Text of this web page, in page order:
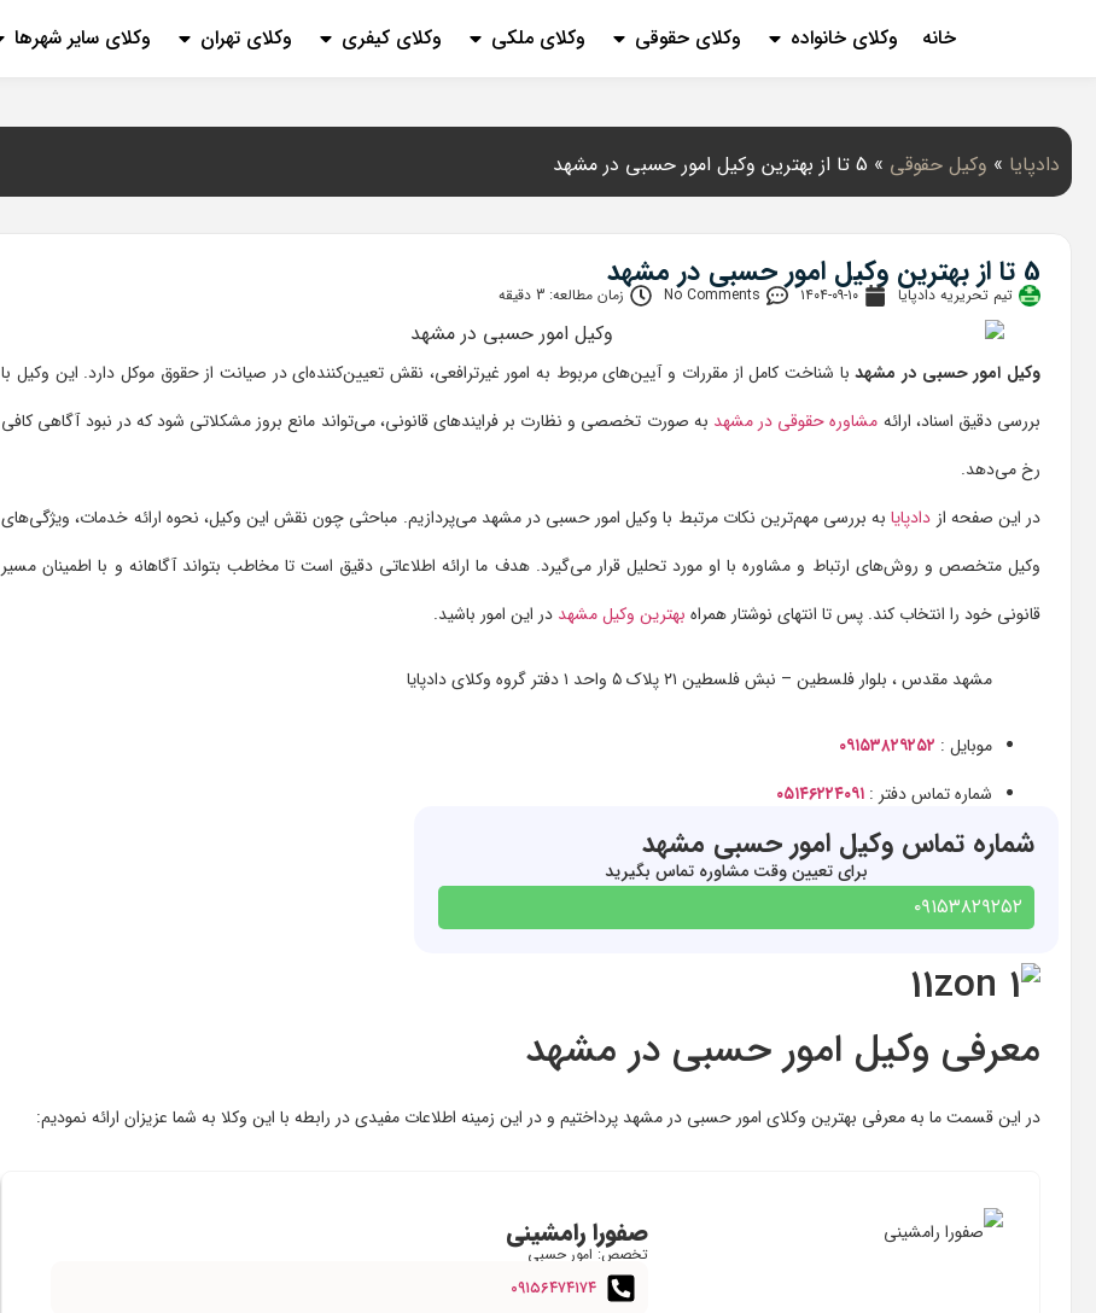
خانه وکلای خانواده وکلای حقوقی وکلای ملکی وکلای کیفری وکلای تهران وکلای سایر شهرها
دادپایا » وکیل حقوقی » 5 تا از بهترین وکیل امور حسبی در مشهد
5 تا از بهترین وکیل امور حسبی در مشهد
تیم تحریریه دادپایا ۱۴۰۴-۰۹-۱۰ No Comments زمان مطالعه: 3 دقیقه
وکیل امور حسبی در مشهدبا شناخت کامل از مقررات و آیین‌های مربوط به امور غیرترافعی، نقش تعیین‌کننده‌ای در صیانت از حقوق موکل دارد. این وکیل با
بررسی دقیق اسناد، ارائه مشاوره حقوقی در مشهد به صورت تخصصی و نظارت بر فرایندهای قانونی، می‌تواند مانع بروز مشکلاتی شود که در نبود آگاهی کافی
رخ می‌دهد.
در این صفحه از دادپایابه بررسی مهم‌ترین نکات مرتبط با وکیل امور حسبی در مشهد می‌پردازیم. مباحثی چون نقش این وکیل، نحوه ارائه خدمات، ویژگی‌های
وکیل متخصص و روش‌های ارتباط و مشاوره با او مورد تحلیل قرار می‌گیرد. هدف ما ارائه اطلاعاتی دقیق است تا مخاطب بتواند آگاهانه و با اطمینان مسیر
قانونی خود را انتخاب کند. پس تا انتهای نوشتار همراه بهترین وکیل مشهد در این امور باشید.
مشهد مقدس ، بلوار فلسطین – نبش فلسطین ۲۱ پلاک ۵ واحد ۱ دفتر گروه وکلای دادپایا
موبایل : ۰۹۱۵۳۸۲۹۲۵۲
شماره تماس دفتر : ۰۵۱۴۶۲۲۴۰۹۱
شماره تماس وکیل امور حسبی مشهد
برای تعیین وقت مشاوره تماس بگیرید
۰۹۱۵۳۸۲۹۲۵۲
معرفی وکیل امور حسبی در مشهد
در این قسمت ما به معرفی بهترین وکلای امور حسبی در مشهد پرداختیم و در این زمینه اطلاعات مفیدی در رابطه با این وکلا به شما عزیزان ارائه نمودیم:
صفورا رامشینی
تخصص: امور حسبی
۰۹۱۵۶۴۷۴۱۷۴